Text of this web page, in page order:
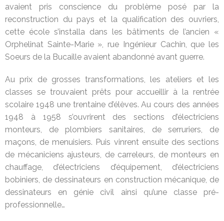
avaient pris conscience du problème posé par la
reconstruction du pays et la qualification des ouvriers,
cette école s’installa dans les bâtiments de l’ancien «
Orphelinat Sainte-Marie », rue Ingénieur Cachin, que les
Soeurs de la Bucaille avaient abandonné avant guerre.
Au prix de grosses transformations, les ateliers et les
classes se trouvaient prêts pour accueillir à la rentrée
scolaire 1948 une trentaine d’élèves. Au cours des années
1948 à 1958 s’ouvrirent des sections d’électriciens
monteurs, de plombiers sanitaires, de serruriers, de
maçons, de menuisiers. Puis vinrent ensuite des sections
de mécaniciens ajusteurs, de carreleurs, de monteurs en
chauffage, d’électriciens d’équipement, d’électriciens
bobiniers, de dessinateurs en construction mécanique, de
dessinateurs en génie civil ainsi qu’une classe pré-
professionnelle…